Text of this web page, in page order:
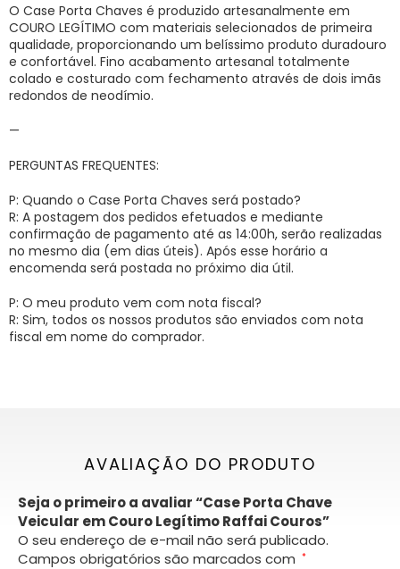
O Case Porta Chaves é produzido artesanalmente em
COURO LEGÍTIMO com materiais selecionados de primeira
qualidade, proporcionando um belíssimo produto duradouro
e confortável. Fino acabamento artesanal totalmente
colado e costurado com fechamento através de dois imãs
redondos de neodímio.
—
PERGUNTAS FREQUENTES:
P: Quando o Case Porta Chaves será postado?
R: A postagem dos pedidos efetuados e mediante
confirmação de pagamento até as 14:00h, serão realizadas
no mesmo dia (em dias úteis). Após esse horário a
encomenda será postada no próximo dia útil.
P: O meu produto vem com nota fiscal?
R: Sim, todos os nossos produtos são enviados com nota
fiscal em nome do comprador.
AVALIAÇÃO DO PRODUTO
Seja o primeiro a avaliar “Case Porta Chave
Veicular em Couro Legítimo Raffai Couros”
O seu endereço de e-mail não será publicado.
Campos obrigatórios são marcados com *